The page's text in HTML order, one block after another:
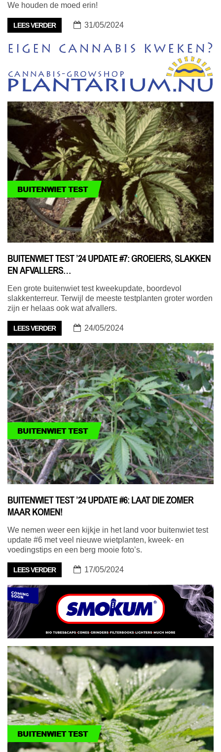
We houden de moed erin!
LEES VERDER 31/05/2024
BUITENWIET TEST
BUITENWIET TEST ’24 UPDATE #7: GROEIERS, SLAKKEN
EN AFVALLERS…
Een grote buitenwiet test kweekupdate, boordevol
slakkenterreur. Terwijl de meeste testplanten groter worden
zijn er helaas ook wat afvallers.
LEES VERDER 24/05/2024
BUITENWIET TEST
BUITENWIET TEST ’24 UPDATE #6: LAAT DIE ZOMER
MAAR KOMEN!
We nemen weer een kijkje in het land voor buitenwiet test
update #6 met veel nieuwe wietplanten, kweek- en
voedingstips en een berg mooie foto’s.
LEES VERDER 17/05/2024
BUITENWIET TEST